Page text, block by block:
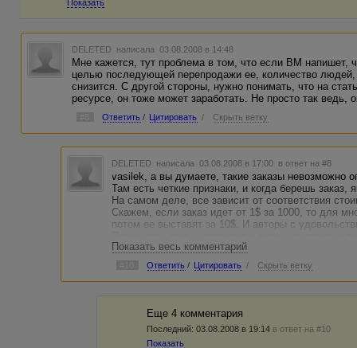
Показать
DELETED написала 03.08.2008 в 14:48
Мне кажется, тут проблема в том, что если ВМ напишет,
целью последующей перепродажи ее, количество людей,
снизится. С другой стороны, нужно понимать, что на
ресурсе, он тоже может заработать. Не просто так ведь,
Ответить / Цитировать / Скрыть ветку
DELETED написала 03.08.2008 в 17:00 в ответ на #8
vasilek, а вы думаете, такие заказы невозможно
Там есть четкие признаки, и когда берешь заказ,
На самом деле, все зависит от соответствия
Скажем, если заказ идет от 1$ за 1000, то для
потом ее выставят за 10$. И авторы с
символов, потому что знаю об этом очень
работу сделать, потому что для меня она будет
Показать весь комментарий
Ответить / Цитировать / Скрыть ветку
Еще 4 комментария
Последний: 03.08.2008 в 19:14 в ответ на #10
Показать